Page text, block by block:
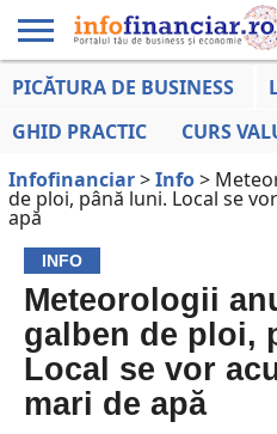
EDUCAȚIE
LA ZI
AFACERILOR
PICĂTURA DE BUSINESS
GHID PRACTIC
CURS
Infofinanciar>Info>
de ploi, până luni. Local se
apă
INFO
Meteorologii
galben de ploi,
Local se vor
mari de apă